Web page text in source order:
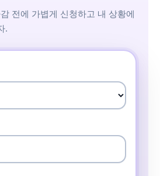
전에 가볍게 신청하고 내 상황에
.